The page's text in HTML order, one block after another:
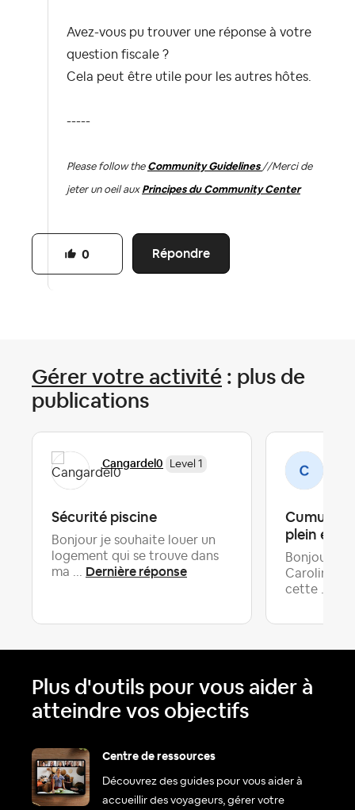
Avez-vous pu trouver une réponse à votre
question fiscale ?
Cela peut être utile pour les autres hôtes.
-----
Please follow the Community Guidelines //Merci de
jeter un oeil aux Principes du Community Center
Répondre
0
Gérer votre activité : plus de
publications
Cangardel0 Level 1
Sécurité piscine
Bonjour je souhaite louer un
logement qui se trouve dans
ma ... Dernière réponse
Cumul
plein et
Bonjour,
Caroline, je
cette ...
Plus d'outils pour vous aider à
atteindre vos objectifs
Centre de ressources
Découvrez des guides pour vous aider à
accueillir des voyageurs, gérer votre